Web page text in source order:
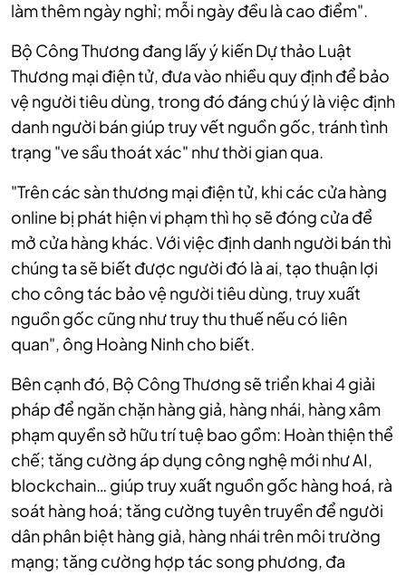
làm thêm ngày nghỉ; mỗi ngày đều là cao điểm".
Bộ Công Thương đang lấy ý kiến Dự thảo Luật
Thương mại điện tử, đưa vào nhiều quy định để bảo
vệ người tiêu dùng, trong đó đáng chú ý là việc định
danh người bán giúp truy vết nguồn gốc, tránh tình
trạng "ve sầu thoát xác" như thời gian qua.
"Trên các sàn thương mại điện tử, khi các cửa hàng
online bị phát hiện vi phạm thì họ sẽ đóng cửa để
mở cửa hàng khác. Với việc định danh người bán thì
chúng ta sẽ biết được người đó là ai, tạo thuận lợi
cho công tác bảo vệ người tiêu dùng, truy xuất
nguồn gốc cũng như truy thu thuế nếu có liên
quan", ông Hoàng Ninh cho biết.
Bên cạnh đó, Bộ Công Thương sẽ triển khai 4 giải
pháp để ngăn chặn hàng giả, hàng nhái, hàng xâm
phạm quyền sở hữu trí tuệ bao gồm: Hoàn thiện thể
chế; tăng cường áp dụng công nghệ mới như AI,
blockchain… giúp truy xuất nguồn gốc hàng hoá, rà
soát hàng hoá; tăng cường tuyên truyền để người
dân phân biệt hàng giả, hàng nhái trên môi trường
mạng; tăng cường hợp tác song phương, đa